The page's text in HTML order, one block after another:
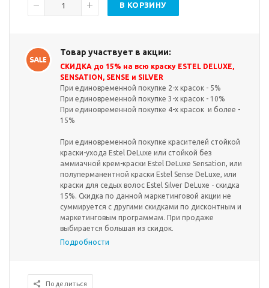
В КОРЗИНУ
Товар участвует в акции:
СКИДКА до 15% на всю краску ESTEL DELUXE,
SENSATION, SENSE и SILVER
При единовременной покупке 2-х красок - 5%
При единовременной покупке 3-х красок - 10%
При единовременной покупке 4-х красок и более -
15%
При единовременной покупке красителей стойкой
краски-ухода Estel DeLuxe или стойкой без
аммиачной крем-краски Estel DeLuxe Sensation, или
полуперманентной краски Estel Sense DeLuxe, или
краски для седых волос Estel Silver DeLuxe - скидка
15%. Скидка по данной маркетинговой акции не
суммируется с другими скидками по дисконтным и
маркетинговым программам. При продаже
выбирается большая из скидок.
Подробности
Поделиться